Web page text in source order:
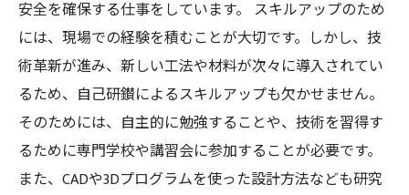
安全を確保する仕事をしています。 スキルアップのため
には、現場での経験を積むことが大切です。しかし、技
術革新が進み、新しい工法や材料が次々に導入されてい
るため、自己研鑚によるスキルアップも欠かせません。
そのためには、自主的に勉強することや、技術を習得す
るために専門学校や講習会に参加することが必要です。
また、CADや3Dプログラムを使った設計方法なども研究